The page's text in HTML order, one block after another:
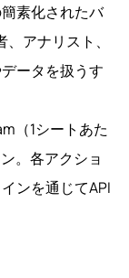
素化されたバ
アナリスト、
ータを扱うす
（1シートあた
。各アクショ
ンを通じてAPI